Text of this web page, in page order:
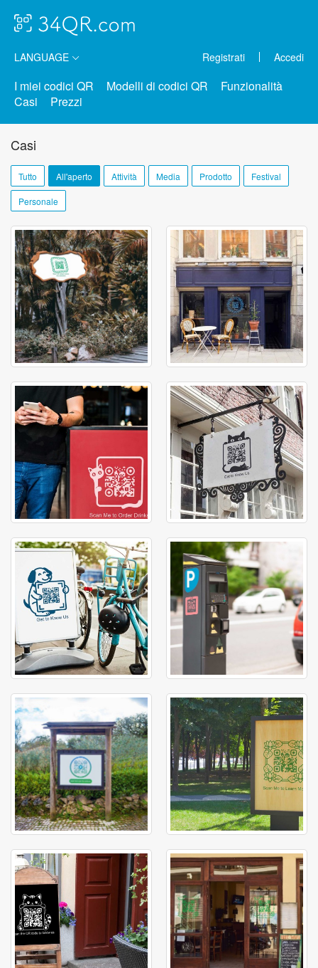
LANGUAGE Registrati Accedi
I miei codici QR Modelli di codici QR
Funzionalità
Casi
Prezzi
Casi
Tutto All'aperto Attività Media Prodotto Festival
Personale